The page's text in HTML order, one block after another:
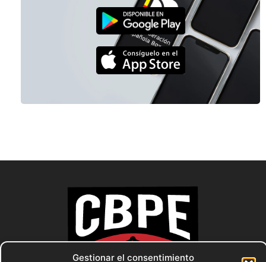
Gestionar el consentimiento